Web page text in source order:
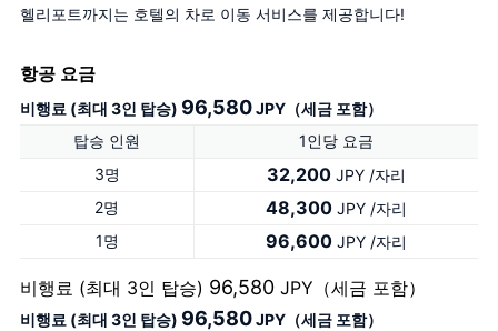
헬리포트까지는 호텔의 차로 이동 서비스를 제공합니다!
항공 요금
비행료 (최대 3인 탑승) 96,580JPY（세금 포함）
탑승 인원
1인당 요금
3명
32,200 JPY /자리
2명
48,300 JPY /자리
1명
96,600 JPY /자리
비행료 (최대 3인 탑승) 96,580 JPY（세금 포함）
비행료 (최대 3인 탑승) 96,580JPY（세금 포함）